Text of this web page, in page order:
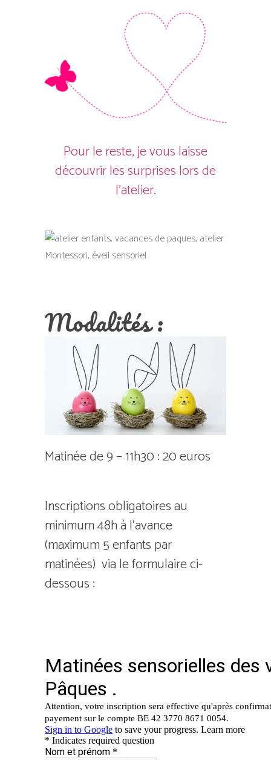
Pour le reste, je vous laisse
découvrir les surprises lors de
l’atelier.
Modalités :
Matinée de 9 – 11h30 : 20 euros
Inscriptions obligatoires au
minimum 48h à l’avance
(maximum 5 enfants par
matinées) via le formulaire ci-
dessous :